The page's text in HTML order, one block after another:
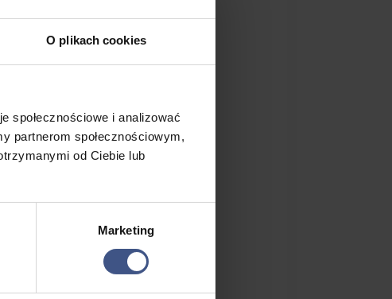
O plikach cookies
społecznościowe i analizować
partnerom społecznościowym,
od Ciebie lub
Marketing